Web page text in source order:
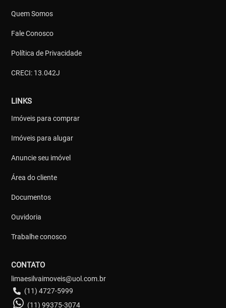
Quem Somos
Fale Conosco
Política de Privacidade
CRECI: 13.042J
LINKS
Imóveis para comprar
Imóveis para alugar
Anuncie seu imóvel
Área do cliente
Documentos
Ouvidoria
Trabalhe conosco
CONTATO
limaesilvaimoveis@uol.com.br
(11) 4727-5999
(11) 99375-3074